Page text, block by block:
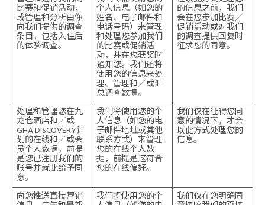
比赛和促销活动，
或管理和分析由你
向我们提供的调查
条目，包括入住后
的体验调查。
个人信息（如您的
姓名、电子邮件和
电话号码）来管理
和处理您参加我们
的比赛或促销活
动，并在您获奖时
通知您。我们还将
使用您的信息来处
理、管理和／或汇
总调查数据。
的信息之前，我们
会在您参加比赛／
促销活动或对我们
的调查提供回复时
征求您的同意。
处理和管理您在九
龙仓酒店和／或
GHA DISCOVERY计
划的在线和／或会
员个人数据，前提
是您已注册我们的
账号并就此给予同
意。
我们将使用您的个
人信息（如您的电
子邮件地址或其他
联系方式）来管理
您的在线个人数
据，前提是这符合
您的在线偏好。
我们仅在征得您同
意的情况下，才会
以此方式处理您的
信息。
向您推送直接营销 我们将使用您的个 我们仅在您明确同